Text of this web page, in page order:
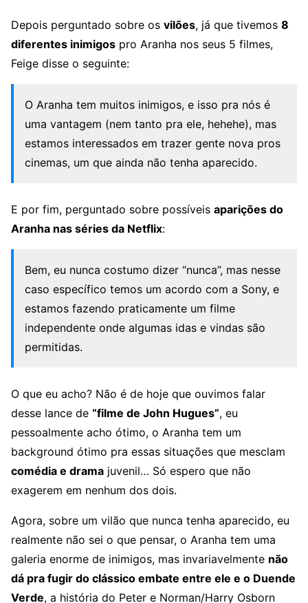
Depois perguntado sobre os vilões, já que tivemos 8
diferentes inimigos pro Aranha nos seus 5 filmes,
Feige disse o seguinte:
O Aranha tem muitos inimigos, e isso pra nós é
uma vantagem (nem tanto pra ele, hehehe), mas
estamos interessados em trazer gente nova pros
cinemas, um que ainda não tenha aparecido.
E por fim, perguntado sobre possíveis aparições do
Aranha nas séries da Netflix:
Bem, eu nunca costumo dizer “nunca”, mas nesse
caso específico temos um acordo com a Sony, e
estamos fazendo praticamente um filme
independente onde algumas idas e vindas são
permitidas.
O que eu acho? Não é de hoje que ouvimos falar
desse lance de “filme de John Hugues”, eu
pessoalmente acho ótimo, o Aranha tem um
background ótimo pra essas situações que mesclam
comédia e drama juvenil… Só espero que não
exagerem em nenhum dos dois.
Agora, sobre um vilão que nunca tenha aparecido, eu
realmente não sei o que pensar, o Aranha tem uma
galeria enorme de inimigos, mas invariavelmente não
dá pra fugir do clássico embate entre ele e o Duende
Verde, a história do Peter e Norman/Harry Osborn